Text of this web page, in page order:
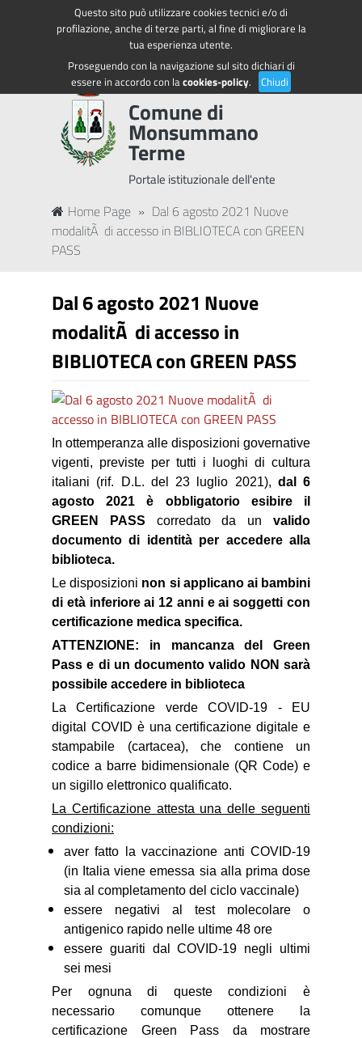
Questo sito può utilizzare cookies tecnici e/o di
profilazione, anche di terze parti, al fine di migliorare la
tua esperienza utente.
Proseguendo con la navigazione sul sito dichiari di
essere in accordo con lacookies-policy. Chiudi
Regione Toscana Accedi ai servizi
Comune di
Monsummano
Terme
Portale istituzionale dell'ente
Home Page » Dal 6 agosto 2021 Nuove
modalitÃ di accesso in BIBLIOTECA con GREEN
PASS
Dal 6 agosto 2021 Nuove
modalitÃ di accesso in
BIBLIOTECA con GREEN PASS
In ottemperanza alle disposizioni governative
vigenti, previste per tutti i luoghi di cultura
italiani (rif. D.L. del 23 luglio 2021), dal 6
agosto 2021 è obbligatorio esibire il
GREEN PASS corredato da unvalido
documento di identità per accedere alla
biblioteca.
Le disposizioni non si applicano ai bambini
di età inferiore ai 12 anni e ai soggetti con
certificazione medica specifica.
ATTENZIONE: in mancanza del Green
Pass e di un documento valido NON sarà
possibile accedere in biblioteca
La Certificazione verde COVID-19 - EU
digital COVID è una certificazione digitale e
stampabile (cartacea), che contiene un
codice a barre bidimensionale (QR Code) e
un sigillo elettronico qualificato.
La Certificazione attesta una delle seguenti
condizioni:
aver fatto la vaccinazione anti COVID-19
(in Italia viene emessa sia alla prima dose
sia al completamento del ciclo vaccinale)
essere negativi al test molecolare o
antigenico rapido nelle ultime 48 ore
essere guariti dal COVID-19 negli ultimi
sei mesi
Per ognuna di queste condizioni è
necessario comunque ottenere la
certificazione Green Pass da mostrare